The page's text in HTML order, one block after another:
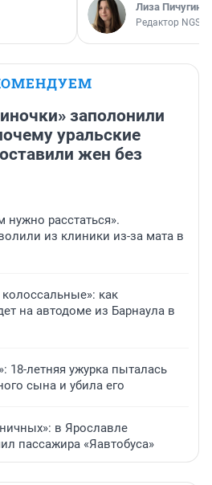
Лиза Пичугина
Редактор
заполонили
уральские
жен без
нужно расстаться».
из клиники из-за мата в
как
на автодоме из Барнаула в
18-летняя ужурка пыталась
сына и убила его
в Ярославле
пассажира «Яавтобуса»